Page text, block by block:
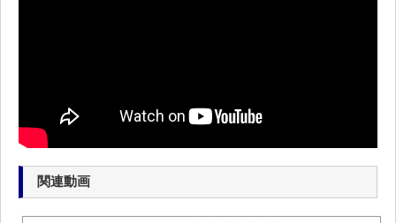
関連動画